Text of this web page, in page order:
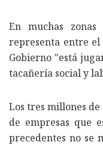
En muchas
representa entre
Gobierno "está
tacañería social y
Los tres millones
de empresas que
precedentes no se